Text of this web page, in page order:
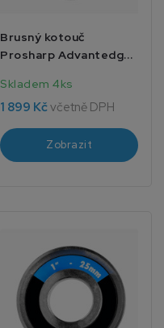
Brusný kotouč
Prosharp Advantedge
Skladem 4ks
1 899 Kčvčetně DPH
Zobrazit